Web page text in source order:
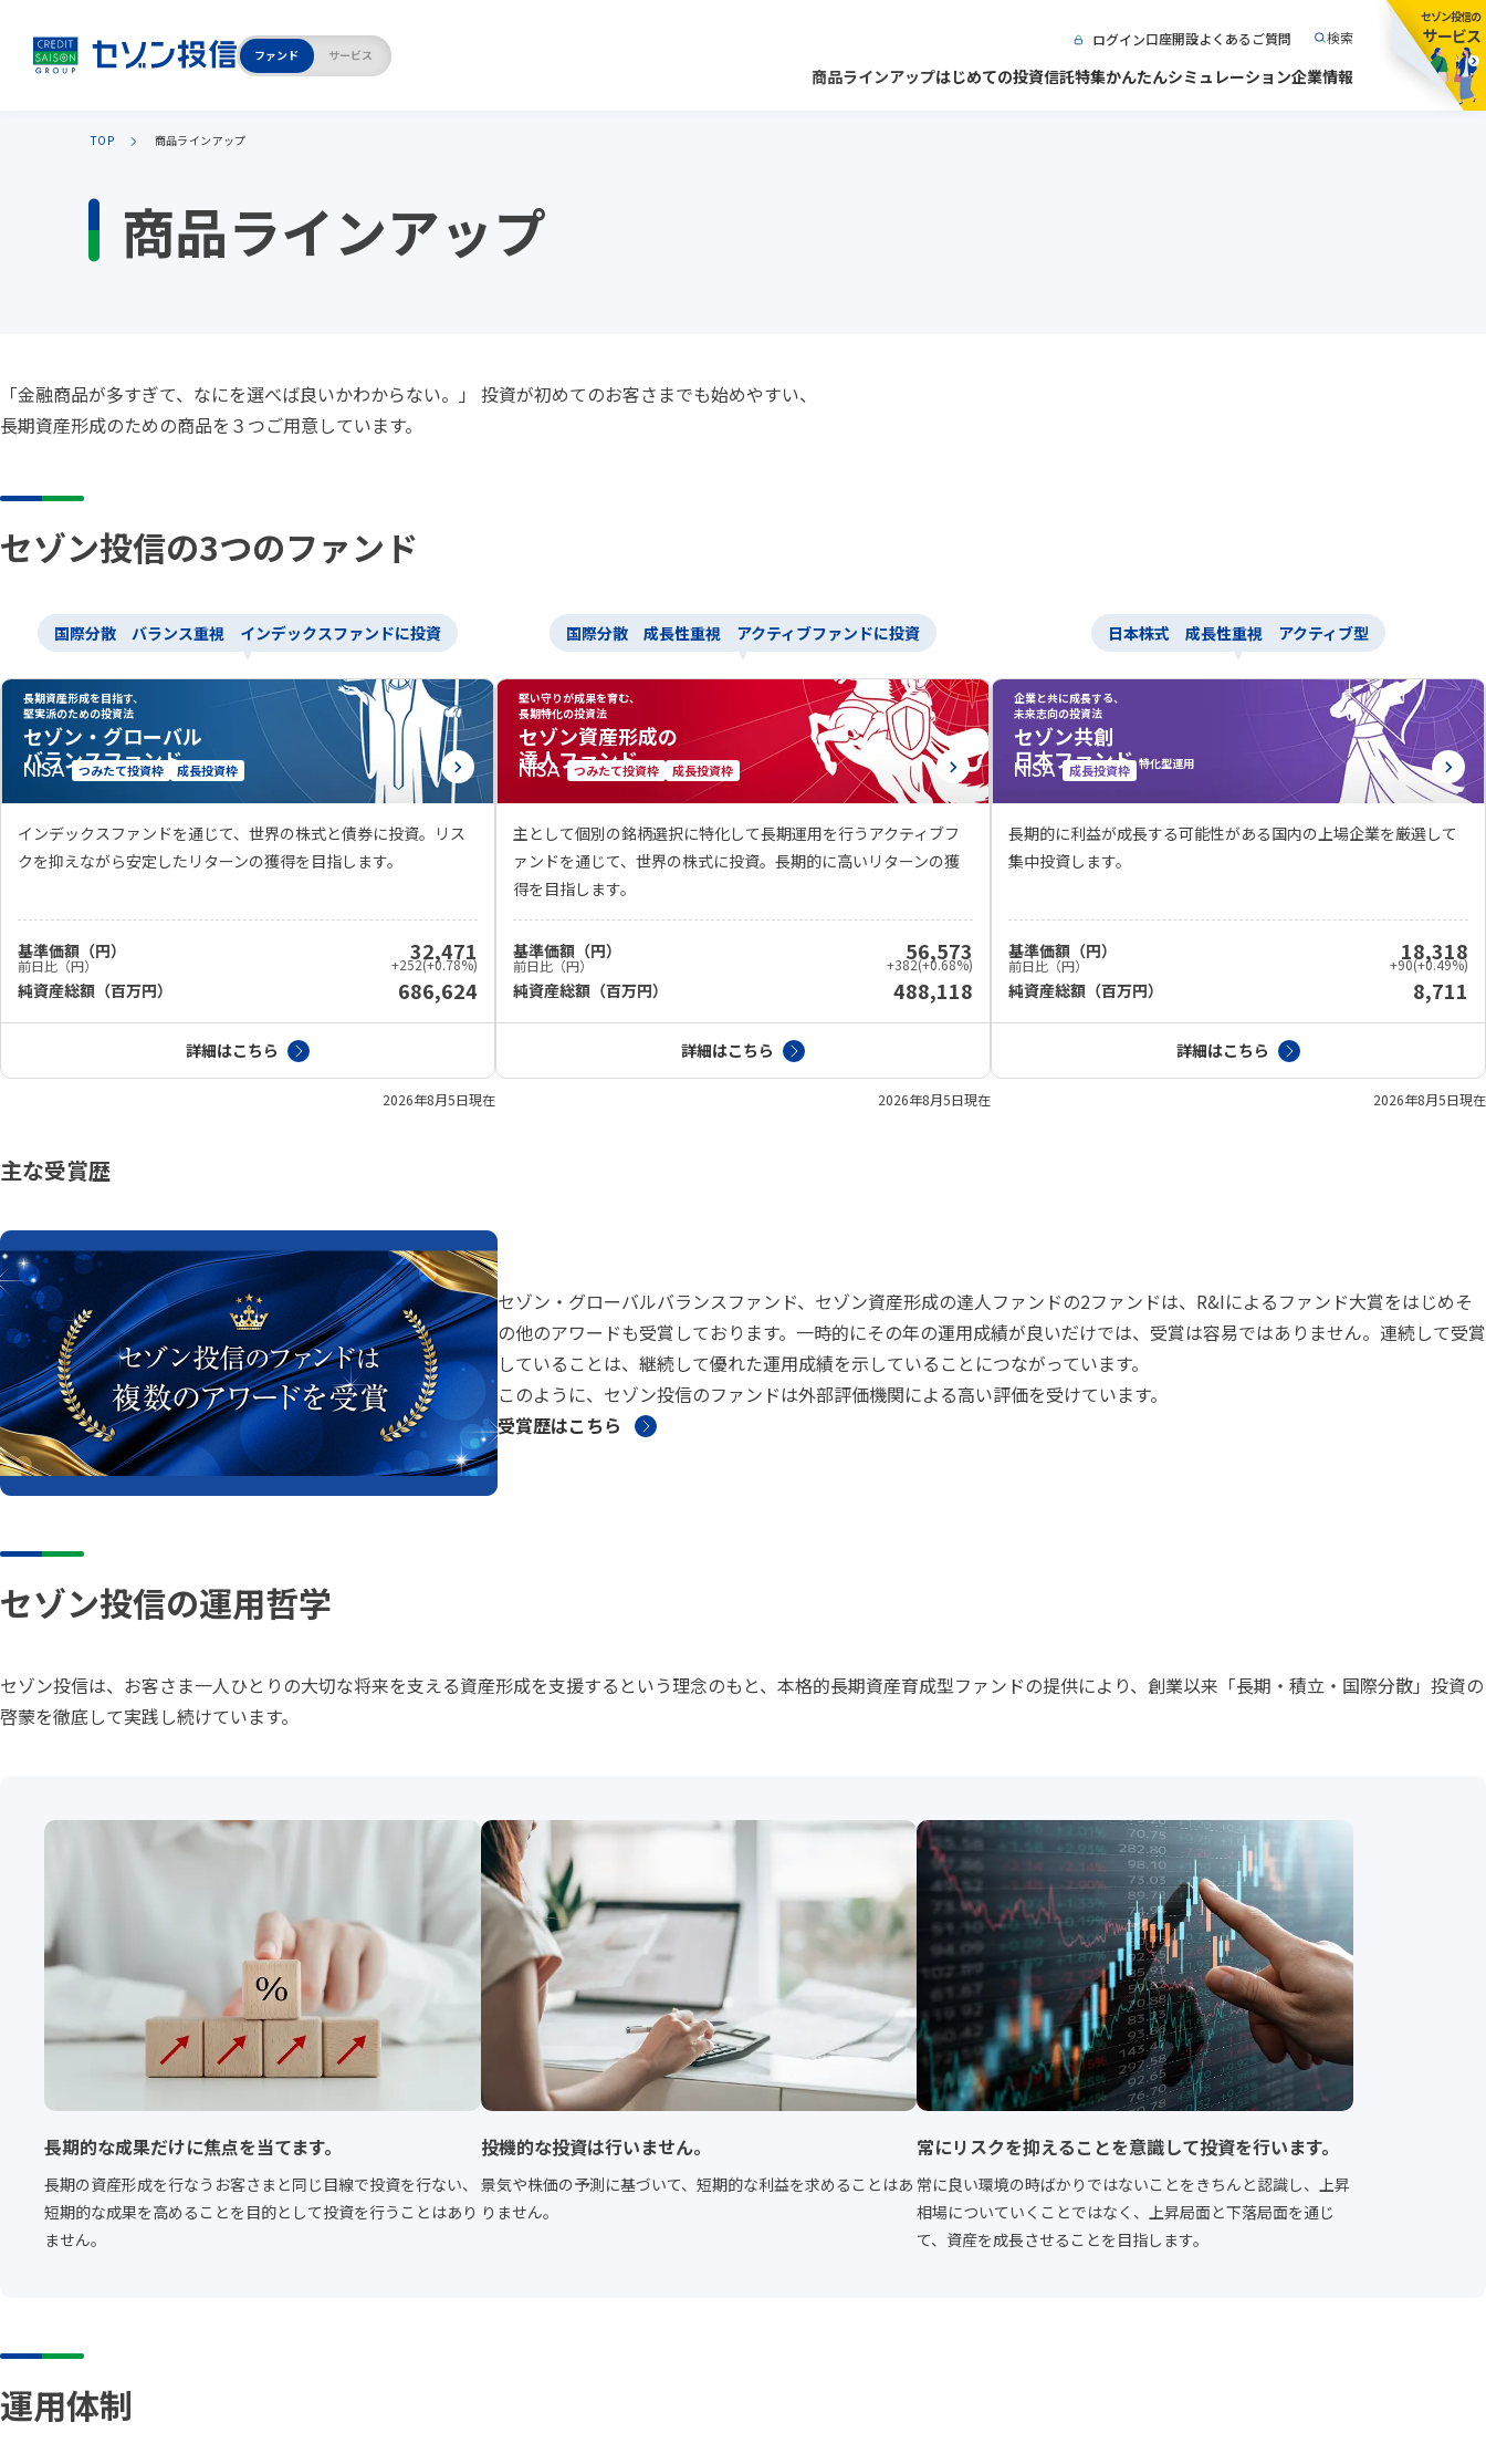
ファンド サービス
ログイン口座開設よくあるご質問 検索
セゾン投信の
サービス
商品ラインアップ
セゾン・グローバル
バランスファンド
セゾン資産形成の
達人ファンド
はじめての投資信託特集かんたんシミュレーション企業情報
代表メッセージ
採用情報
TOP 商品ラインアップ
商品ラインアップ
「金融商品が多すぎて、なにを選べば良いかわからない。」 投資が初めてのお客さまでも始めやすい、
長期資産形成のための商品を３つご用意しています。
セゾン投信の3つのファンド
国際分散 バランス重視 インデックスファンドに投資
長期資産形成を目指す、
堅実派のための投資法
セゾン・グローバル
バランスファンド
つみたて投資枠 成長投資枠
インデックスファンドを通じて、世界の株式と債券に投資。リス
クを抑えながら安定したリターンの獲得を目指します。
基準価額（円） 32,471
前日比（円） +252(+0.78%)
純資産総額（百万円） 686,624
詳細はこちら
2026年8月5日現在
国際分散 成長性重視 アクティブファンドに投資
堅い守りが成果を育む、
長期特化の投資法
セゾン資産形成の
達人ファンド
つみたて投資枠 成長投資枠
主として個別の銘柄選択に特化して長期運用を行うアクティブフ
ァンドを通じて、世界の株式に投資。長期的に高いリターンの獲
得を目指します。
基準価額（円） 56,573
前日比（円） +382(+0.68%)
純資産総額（百万円） 488,118
詳細はこちら
2026年8月5日現在
日本株式 成長性重視 アクティブ型
企業と共に成長する、
未来志向の投資法
セゾン共創
日本ファンド 特化型運用
成長投資枠
長期的に利益が成長する可能性がある国内の上場企業を厳選して
集中投資します。
基準価額（円） 18,318
前日比（円） +90(+0.49%)
純資産総額（百万円） 8,711
詳細はこちら
2026年8月5日現在
主な受賞歴
セゾン・グローバルバランスファンド、セゾン資産形成の達人ファンドの2ファンドは、R&Iによるファンド大賞をはじめそ
の他のアワードも受賞しております。一時的にその年の運用成績が良いだけでは、受賞は容易ではありません。連続して受賞
していることは、継続して優れた運用成績を示していることにつながっています。
このように、セゾン投信のファンドは外部評価機関による高い評価を受けています。
受賞歴はこちら
セゾン投信の運用哲学
セゾン投信は、お客さま一人ひとりの大切な将来を支える資産形成を支援するという理念のもと、本格的長期資産育成型ファンドの提供により、創業以来「長期・積立・国際分散」投資の
啓蒙を徹底して実践し続けています。
長期的な成果だけに焦点を当てます。
長期の資産形成を行なうお客さまと同じ目線で投資を行ない、
短期的な成果を高めることを目的として投資を行うことはあり
ません。
投機的な投資は行いません。
景気や株価の予測に基づいて、短期的な利益を求めることはあ
りません。
常にリスクを抑えることを意識して投資を行います。
常に良い環境の時ばかりではないことをきちんと認識し、上昇
相場についていくことではなく、上昇局面と下落局面を通じ
て、資産を成長させることを目指します。
運用体制